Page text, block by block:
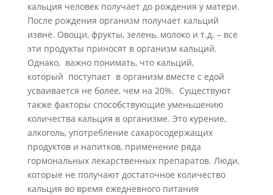
кальция человек получает до рождения у матери.
После рождения организм получает кальций
извне. Овощи, фрукты, зелень, молоко и т.д. – все
эти продукты приносят в организм кальций.
Однако, важно понимать, что кальций,
который поступает в организм вместе с едой
усваивается не более, чем на 20%. Существуют
также факторы способствующие уменьшению
количества кальция в организме. Это курение,
алкоголь, употребление сахаросодержащих
продуктов и напитков, применение ряда
гормональных лекарственных препаратов. Люди,
которые не получают достаточное количество
кальция во время ежедневного питания